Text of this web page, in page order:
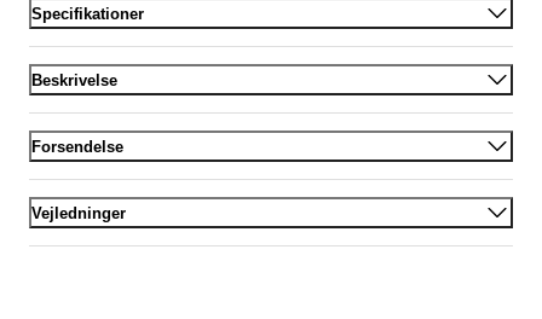
Specifikationer
Beskrivelse
Forsendelse
Vejledninger